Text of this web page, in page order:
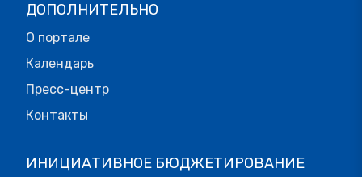
ДОПОЛНИТЕЛЬНО
О портале
Календарь
Пресс-центр
Контакты
ИНИЦИАТИВНОЕ БЮДЖЕТИРОВАНИЕ